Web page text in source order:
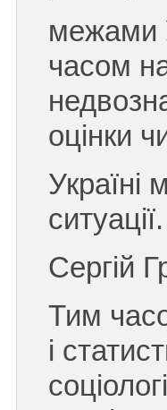
межами
часом
оцінки
Україні
ситуації.
Сергій
Тим
і